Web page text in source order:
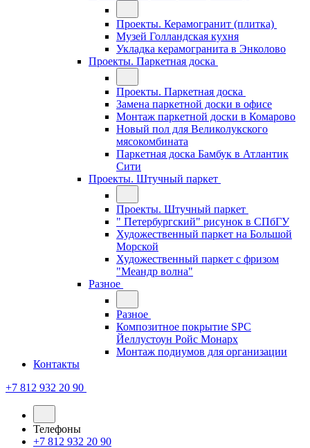
Проекты. Керамогранит (плитка)
Музей Голландская кухня
Укладка керамогранита в Энколово
Проекты. Паркетная доска
Проекты. Паркетная доска
Замена паркетной доски в офисе
Монтаж паркетной доски в Комарово
Новый пол для Великолукского
мясокомбината
Паркетная доска Бамбук в Атлантик
Сити
Проекты. Штучный паркет
Проекты. Штучный паркет
" Петербургский" рисунок в СПбГУ
Художественный паркет на Большой
Морской
Художественный паркет с фризом
"Меандр волна"
Разное
Разное
Композитное покрытие SPC
Йеллустоун Ройс Монарх
Монтаж подиумов для организации
Контакты
+7 812 932 20 90
Телефоны
+7 812 932 20 90